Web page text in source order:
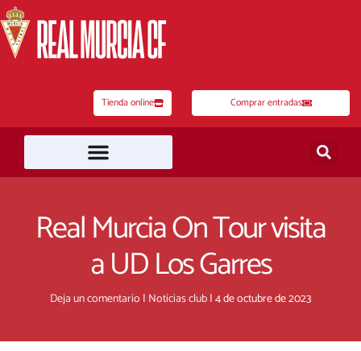
al
contenido
Tienda online Comprar entradas
Real Murcia On Tour visita
a UD Los Garres
Deja un comentario | Noticias club|4 de octubre de 2023